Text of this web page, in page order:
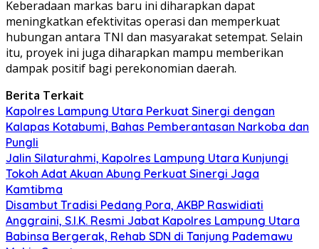
Keberadaan markas baru ini diharapkan dapat
meningkatkan efektivitas operasi dan memperkuat
hubungan antara TNI dan masyarakat setempat. Selain
itu, proyek ini juga diharapkan mampu memberikan
dampak positif bagi perekonomian daerah.
Berita Terkait
Kapolres Lampung Utara Perkuat Sinergi dengan
Kalapas Kotabumi, Bahas Pemberantasan Narkoba dan
Pungli
Jalin Silaturahmi, Kapolres Lampung Utara Kunjungi
Tokoh Adat Akuan Abung Perkuat Sinergi Jaga
Kamtibma
Disambut Tradisi Pedang Pora, AKBP Raswidiati
Anggraini, S.I.K. Resmi Jabat Kapolres Lampung Utara
Babinsa Bergerak, Rehab SDN di Tanjung Pademawu